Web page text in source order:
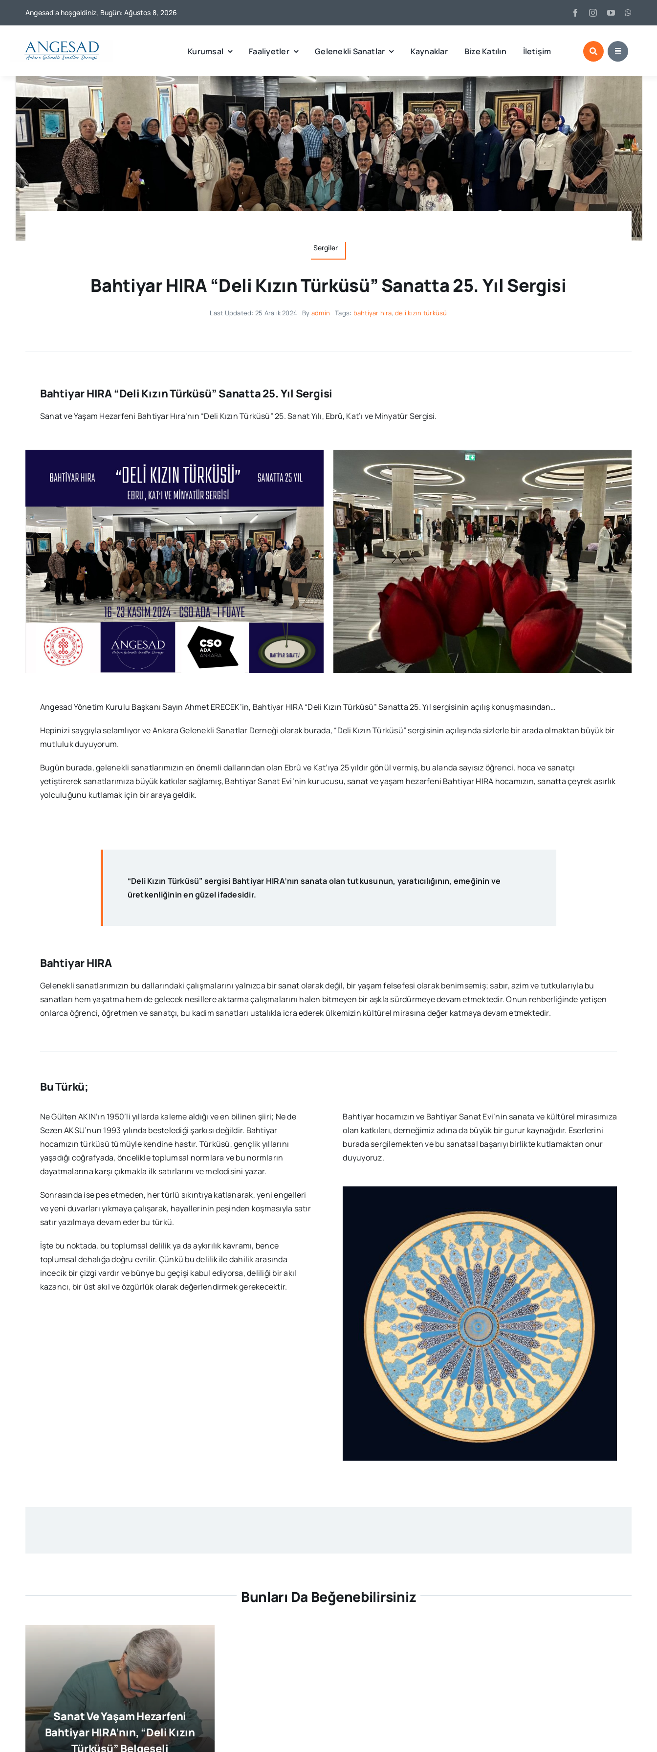
Angesad'a hoşgeldiniz, Bugün: Ağustos 8, 2026
Kurumsal Faaliyetler Gelenekli Sanatlar Kaynaklar Bize Katılın İletişim
Sergiler
Bahtiyar HIRA “Deli Kızın Türküsü” Sanatta 25. Yıl Sergisi
Last Updated: 25 Aralık 2024 By admin Tags: bahtiyar hıra,deli kızın türküsü
Bahtiyar HIRA “Deli Kızın Türküsü” Sanatta 25. Yıl Sergisi
Sanat ve Yaşam Hezarfeni Bahtiyar Hıra’nın “Deli Kızın Türküsü” 25. Sanat Yılı, Ebrû, Kat’ı ve Minyatür Sergisi.
Angesad Yönetim Kurulu Başkanı Sayın Ahmet ERECEK’in, Bahtiyar HIRA “Deli Kızın Türküsü” Sanatta 25. Yıl sergisinin açılış konuşmasından…
Hepinizi saygıyla selamlıyor ve Ankara Gelenekli Sanatlar Derneği olarak burada, “Deli Kızın Türküsü” sergisinin açılışında sizlerle bir arada olmaktan büyük bir
mutluluk duyuyorum.
Bugün burada, gelenekli sanatlarımızın en önemli dallarından olan Ebrû ve Kat’ıya 25 yıldır gönül vermiş, bu alanda sayısız öğrenci, hoca ve sanatçı
yetiştirerek sanatlarımıza büyük katkılar sağlamış, Bahtiyar Sanat Evi’nin kurucusu, sanat ve yaşam hezarfeni Bahtiyar HIRA hocamızın, sanatta çeyrek asırlık
yolculuğunu kutlamak için bir araya geldik.
“Deli Kızın Türküsü” sergisi Bahtiyar HIRA’nın sanata olan tutkusunun, yaratıcılığının, emeğinin ve
üretkenliğinin en güzel ifadesidir.
Bahtiyar HIRA
Gelenekli sanatlarımızın bu dallarındaki çalışmalarını yalnızca bir sanat olarak değil, bir yaşam felsefesi olarak benimsemiş; sabır, azim ve tutkularıyla bu
sanatları hem yaşatma hem de gelecek nesillere aktarma çalışmalarını halen bitmeyen bir aşkla sürdürmeye devam etmektedir. Onun rehberliğinde yetişen
onlarca öğrenci, öğretmen ve sanatçı, bu kadim sanatları ustalıkla icra ederek ülkemizin kültürel mirasına değer katmaya devam etmektedir.
Bu Türkü;
Ne Gülten AKIN’ın 1950’li yıllarda kaleme aldığı ve en bilinen şiiri; Ne de
Sezen AKSU’nun 1993 yılında bestelediği şarkısı değildir. Bahtiyar
hocamızın türküsü tümüyle kendine hastır. Türküsü, gençlik yıllarını
yaşadığı coğrafyada, öncelikle toplumsal normlara ve bu normların
dayatmalarına karşı çıkmakla ilk satırlarını ve melodisini yazar.
Sonrasında ise pes etmeden, her türlü sıkıntıya katlanarak, yeni engelleri
ve yeni duvarları yıkmaya çalışarak, hayallerinin peşinden koşmasıyla satır
satır yazılmaya devam eder bu türkü.
İşte bu noktada, bu toplumsal delilik ya da aykırılık kavramı, bence
toplumsal dehalığa doğru evrilir. Çünkü bu delilik ile dahilik arasında
incecik bir çizgi vardır ve bünye bu geçişi kabul ediyorsa, deliliği bir akıl
kazancı, bir üst akıl ve özgürlük olarak değerlendirmek gerekecektir.
Bahtiyar hocamızın ve Bahtiyar Sanat Evi’nin sanata ve kültürel mirasımıza
olan katkıları, derneğimiz adına da büyük bir gurur kaynağıdır. Eserlerini
burada sergilemekten ve bu sanatsal başarıyı birlikte kutlamaktan onur
duyuyoruz.
Bunları Da Beğenebilirsiniz
Sanat Ve Yaşam Hezarfeni
Bahtiyar HIRA’nın, “Deli Kızın
Türküsü” Belgeseli